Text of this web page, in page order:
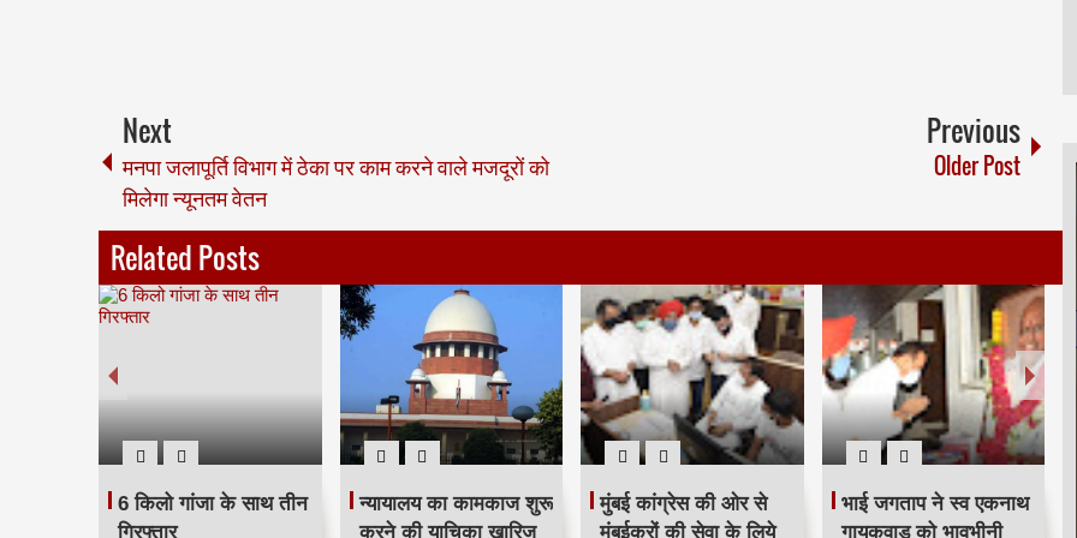
Next
मनपा जलापूर्ति विभाग में ठेका पर काम करने वाले मजदूरों को
मिलेगा न्यूनतम वेतन
Previous
Older Post
Related Posts
जरूरतमंद परिवार को
सम्बल प्रदान किया | श्री
श्रीमती शालिनी शर्मा ने
जारी किया वाहन चालकों
भाजपा जिला संघटक पद
पर सिद्धेश कपिल पाटील
सैनिकों के गणवेश हेतु रक्षा
संबंधी स्थायी समिति में